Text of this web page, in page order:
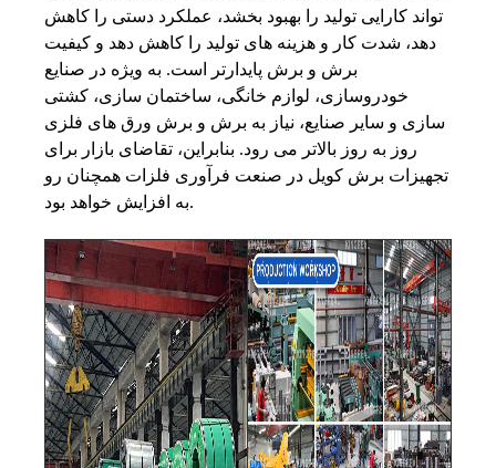
تواند کارایی تولید را بهبود بخشد، عملکرد دستی را کاهش
دهد، شدت کار و هزینه های تولید را کاهش دهد و کیفیت
برش و برش پایدارتر است. به ویژه در صنایع
خودروسازی، لوازم خانگی، ساختمان سازی، کشتی
سازی و سایر صنایع، نیاز به برش و برش ورق های فلزی
روز به روز بالاتر می رود. بنابراین، تقاضای بازار برای
تجهیزات برش کویل در صنعت فرآوری فلزات همچنان رو
به افزایش خواهد بود.